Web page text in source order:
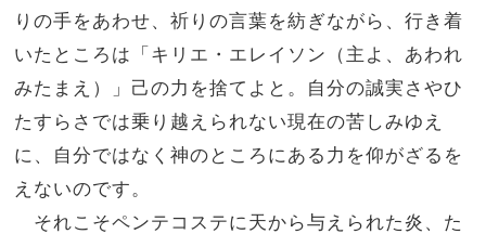
りの手をあわせ、祈りの言葉を紡ぎながら、行き着
いたところは「キリエ・エレイソン（主よ、あわれ
みたまえ）」己の力を捨てよと。自分の誠実さやひ
たすらさでは乗り越えられない現在の苦しみゆえ
に、自分ではなく神のところにある力を仰がざるを
えないのです。
それこそペンテコステに天から与えられた炎、た